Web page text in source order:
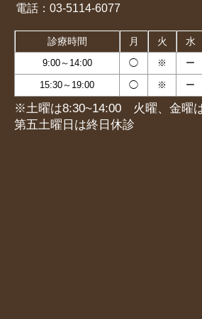
電話：03-5114-6077
診療時間 月 火 水
9:00～14:00 ◯ ※ ー
15:30～19:00 ◯ ※ ー
※土曜は8:30~14:00 火曜、金曜
第五土曜日は終日休診